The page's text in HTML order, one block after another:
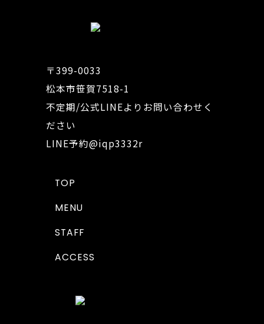
〒399-0033
松本市笹賀7518-1
不定期/公式LINEよりお問い合わせく
ださい
LINE予約@iqp3332r
TOP
MENU
STAFF
ACCESS